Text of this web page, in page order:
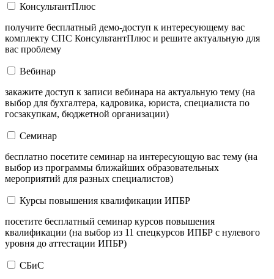
КонсультантПлюс
получите бесплатный демо-доступ к интересующему вас
комплекту СПС КонсультантПлюс и решите актуальную для
вас проблему
Вебинар
закажите доступ к записи вебинара на актуальную тему (на
выбор для бухгалтера, кадровика, юриста, специалиста по
госзакупкам, бюджетной организации)
Семинар
бесплатно посетите семинар на интересующую вас тему (на
выбор из программы ближайших образовательных
мероприятий для разных специалистов)
Курсы повышения квалификации ИПБР
посетите бесплатный семинар курсов повышения
квалификации (на выбор из 11 спецкурсов ИПБР с нулевого
уровня до аттестации ИПБР)
СБиС